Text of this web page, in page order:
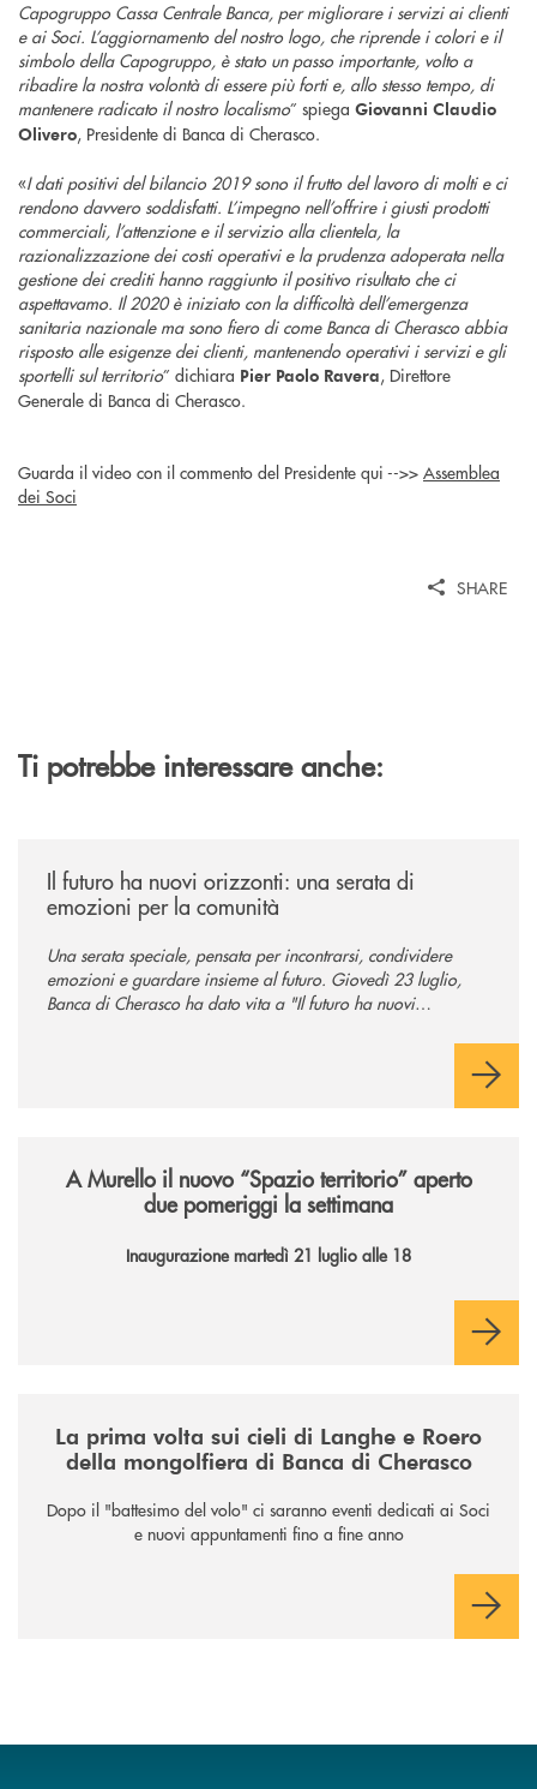
Capogruppo Cassa Centrale Banca, per migliorare i servizi ai clienti
e ai Soci. L’aggiornamento del nostro logo, che riprende i colori e il
simbolo della Capogruppo, è stato un passo importante, volto a
ribadire la nostra volontà di essere più forti e, allo stesso tempo, di
mantenere radicato il nostro localismo” spiega Giovanni Claudio
Olivero, Presidente di Banca di Cherasco.
«I dati positivi del bilancio 2019 sono il frutto del lavoro di molti e ci
rendono davvero soddisfatti. L’impegno nell’offrire i giusti prodotti
commerciali, l’attenzione e il servizio alla clientela, la
razionalizzazione dei costi operativi e la prudenza adoperata nella
gestione dei crediti hanno raggiunto il positivo risultato che ci
aspettavamo. Il 2020 è iniziato con la difficoltà dell’emergenza
sanitaria nazionale ma sono fiero di come Banca di Cherasco abbia
risposto alle esigenze dei clienti, mantenendo operativi i servizi e gli
sportelli sul territorio” dichiara Pier Paolo Ravera, Direttore
Generale di Banca di Cherasco.
Guarda il video con il commento del Presidente qui -->> Assemblea
dei Soci
SHARE
Ti potrebbe interessare anche:
Il futuro ha nuovi orizzonti: una serata di
emozioni per la comunità
Una serata speciale, pensata per incontrarsi, condividere
emozioni e guardare insieme al futuro. Giovedì 23 luglio,
Banca di Cherasco ha dato vita a "Il futuro ha nuovi
A Murello il nuovo “Spazio territorio” aperto
due pomeriggi la settimana
Inaugurazione martedì 21 luglio alle 18
La prima volta sui cieli di Langhe e Roero
della mongolfiera di Banca di Cherasco
Dopo il "battesimo del volo" ci saranno eventi dedicati ai Soci
e nuovi appuntamenti fino a fine anno